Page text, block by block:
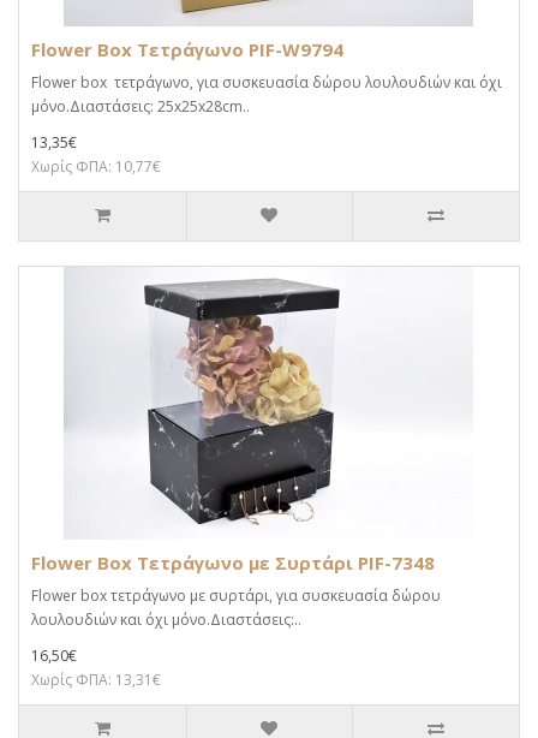
Flower Box Τετράγωνο PIF-W9794
Flower box τετράγωνο, για συσκευασία δώρου λουλουδιών και όχι
μόνο.Διαστάσεις: 25x25x28cm..
13,35€
Χωρίς ΦΠΑ: 10,77€
Flower Box Τετράγωνο με Συρτάρι PIF-7348
Flower box τετράγωνο με συρτάρι, για συσκευασία δώρου
λουλουδιών και όχι μόνο.Διαστάσεις:..
16,50€
Χωρίς ΦΠΑ: 13,31€